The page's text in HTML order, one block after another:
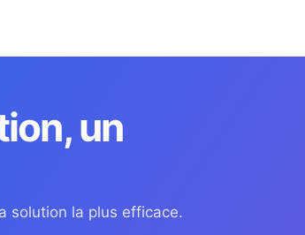
un
solution la plus efficace.